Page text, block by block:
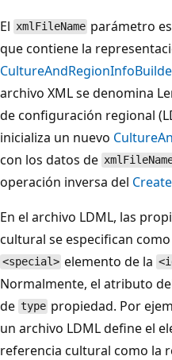
El xmlFileName parámetro
que contiene la
archivo XML se denomina
de configuración regional
inicializa un nuevo
con los datos de
operación inversa del
En el archivo LDML, las
cultural se especifican
<special> elemento de la
Normalmente, el atributo
de type propiedad. Por
un archivo LDML define el
referencia cultural como la